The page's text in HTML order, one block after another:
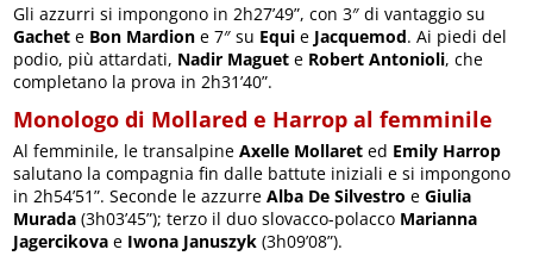
Gli azzurri si impongono in 2h27’49”, con 3″ di vantaggio su
Gachet e Bon Mardion e 7″ su Equi e Jacquemod. Ai piedi del
podio, più attardati, Nadir Maguet e Robert Antonioli, che
completano la prova in 2h31’40”.
Monologo di Mollared e Harrop al femminile
Al femminile, le transalpineAxelle Mollaret ed Emily Harrop
salutano la compagnia fin dalle battute iniziali e si impongono
in 2h54’51”. Seconde le azzurreAlba De Silvestro eGiulia
Murada (3h03’45”); terzo il duo slovacco-polacco Marianna
Jagercikovae Iwona Januszyk (3h09’08”).